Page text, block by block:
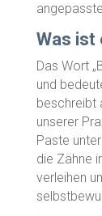
Was ist
Das Wort
und
beschreibt
unserer
Paste
die Zähne
verleihen